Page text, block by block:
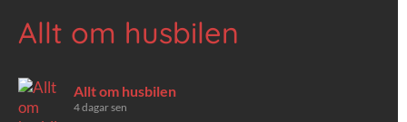
Allt om husbilen
Allt om husbilen
4 dagar sen